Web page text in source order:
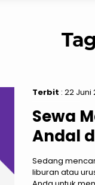
Terbit : 22 Juni
Sewa
Andal
Sedang
liburan atau